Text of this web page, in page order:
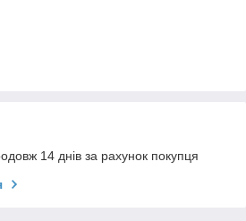
14 днів за рахунок покупця